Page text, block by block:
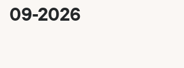
09-2026